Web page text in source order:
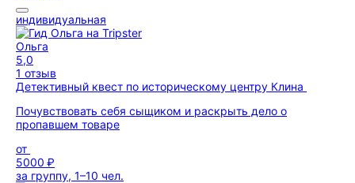
индивидуальная
Ольга
5,0
1 отзыв
Детективный квест по историческому центру Клина
Почувствовать себя сыщиком и раскрыть дело о
пропавшем товаре
от
5000 ₽
за группу, 1–10 чел.